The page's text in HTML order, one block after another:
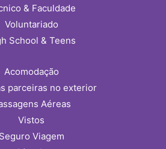
& Faculdade
Voluntariado
School & Teens
Acomodação
parceiras no exterior
Aéreas
Vistos
Seguro Viagem